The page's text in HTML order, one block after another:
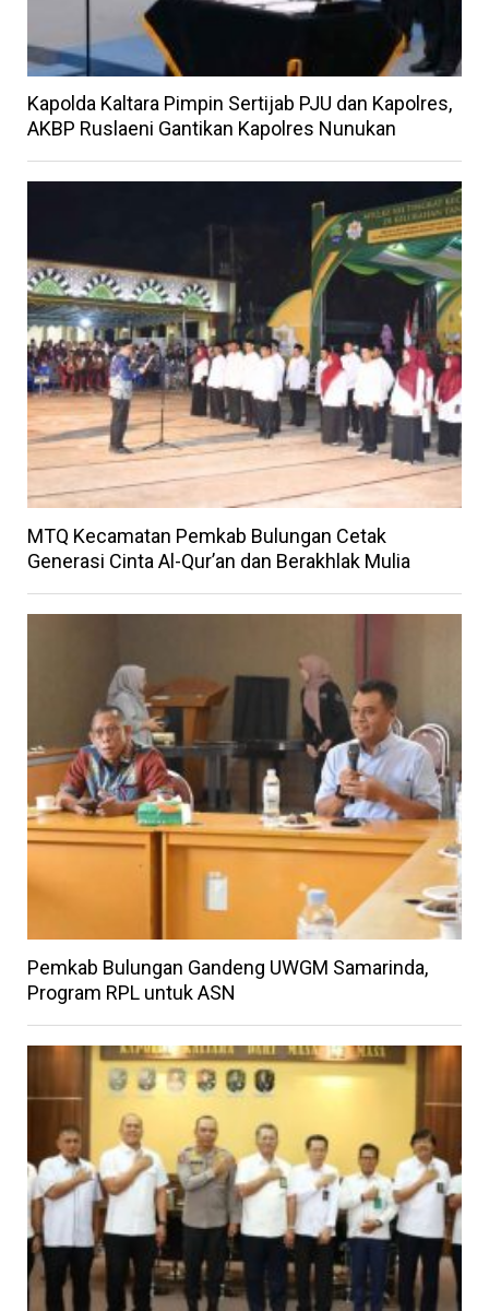
Kapolda Kaltara Pimpin Sertijab PJU dan Kapolres,
AKBP Ruslaeni Gantikan Kapolres Nunukan
MTQ Kecamatan Pemkab Bulungan Cetak
Generasi Cinta Al-Qur’an dan Berakhlak Mulia
Pemkab Bulungan Gandeng UWGM Samarinda,
Program RPL untuk ASN